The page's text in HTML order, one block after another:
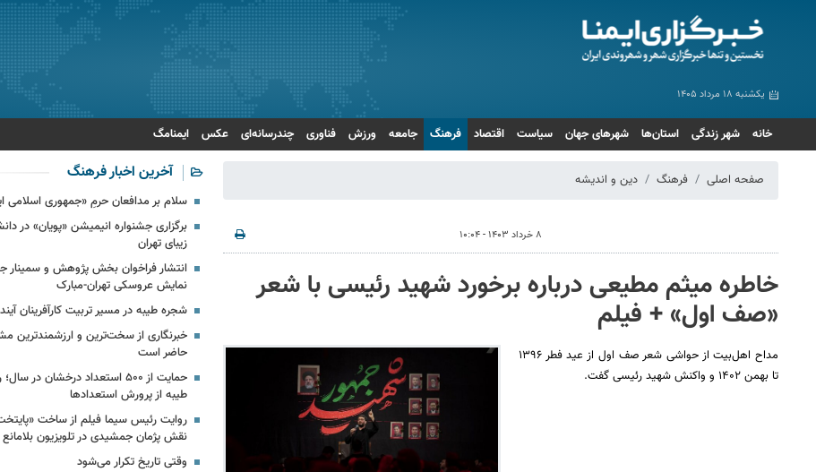
یکشنبه ۱۸ مرداد ۱۴۰۵
خانه شهر زندگی استان‌ها شهرهای جهان سیاست اقتصاد فرهنگ جامعه ورزش فناوری چندرسانه‌ای عکس ایمنامگ
صفحه اصلی فرهنگ دین و اندیشه
۸ خرداد ۱۴۰۳ - ۱۰:۰۴
خاطره میثم مطیعی درباره برخورد شهید رئیسی با شعر
«صف اول» + فیلم
مداح اهل‌بیت از حواشی شعر صف اول از عید فطر ۱۳۹۶
تا بهمن ۱۴۰۲ و واکنش شهید رئیسی گفت.
آخرین اخبار فرهنگ
سلام بر مدافعان حرمِ «جمهوری اسلامی
برگزاری جشنواره انیمیشن «پویان» در
زیبای تهران
انتشار فراخوان بخش پژوهش و سمینار
نمایش عروسکی تهران-مبارک
شجره طیبه در مسیر تربیت کارآفرینان
خبرنگاری از سخت‌ترین و ارزشمندترین
حاضر است
حمایت از ۵۰۰ استعداد درخشان در
طیبه از پرورش استعدادها
نقش پژمان جمشیدی در تلویزیون
وقتی تاریخ تکرار می‌شود